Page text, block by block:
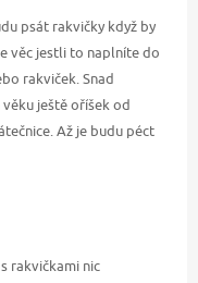
psát rakvičky když by
věc jestli to naplníte do
rakviček. Snad
ještě oříšek od
Až je budu péct
rakvičkami nic